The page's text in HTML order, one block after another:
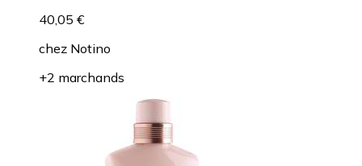
40,05 €
chez Notino
+2 marchands